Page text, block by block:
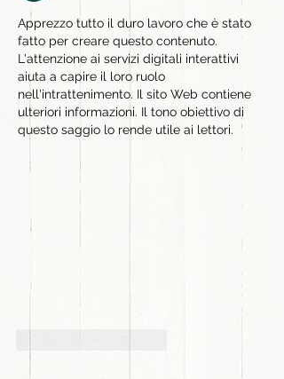
Apprezzo tutto il duro lavoro che è stato
fatto per creare questo contenuto.
L'attenzione ai servizi digitali interattivi
aiuta a capire il loro ruolo
nell'intrattenimento. Il sito Web contiene
ulteriori informazioni. Il tono obiettivo di
questo saggio lo rende utile ai lettori.